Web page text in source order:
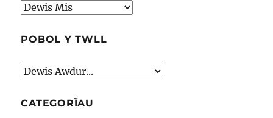
Archif
POBOL Y TWLL
CATEGORÏAU